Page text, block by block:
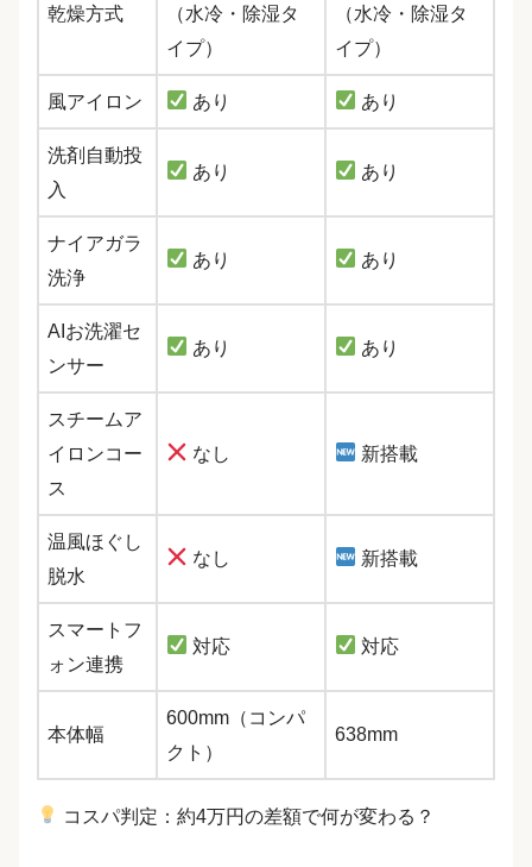
乾燥方式
（水冷・除湿タ
イプ）
（水冷・除湿タ
イプ）
風アイロン あり あり
洗剤自動投
入
あり あり
ナイアガラ
洗浄
あり あり
AIお洗濯セ
ンサー
あり あり
スチームア
イロンコー
ス
なし 新搭載
温風ほぐし
脱水
なし 新搭載
スマートフ
ォン連携
対応 対応
本体幅
600mm（コンパ
クト）
638mm
コスパ判定：約4万円の差額で何が変わる？